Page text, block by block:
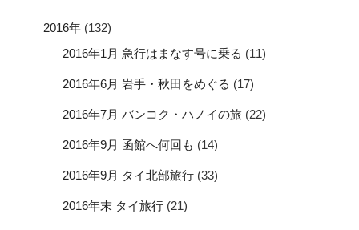
2016年 (132)
2016年1月 急行はまなす号に乗る (11)
2016年6月 岩手・秋田をめぐる (17)
2016年7月 バンコク・ハノイの旅 (22)
2016年9月 函館へ何回も (14)
2016年9月 タイ北部旅行 (33)
2016年末 タイ旅行 (21)